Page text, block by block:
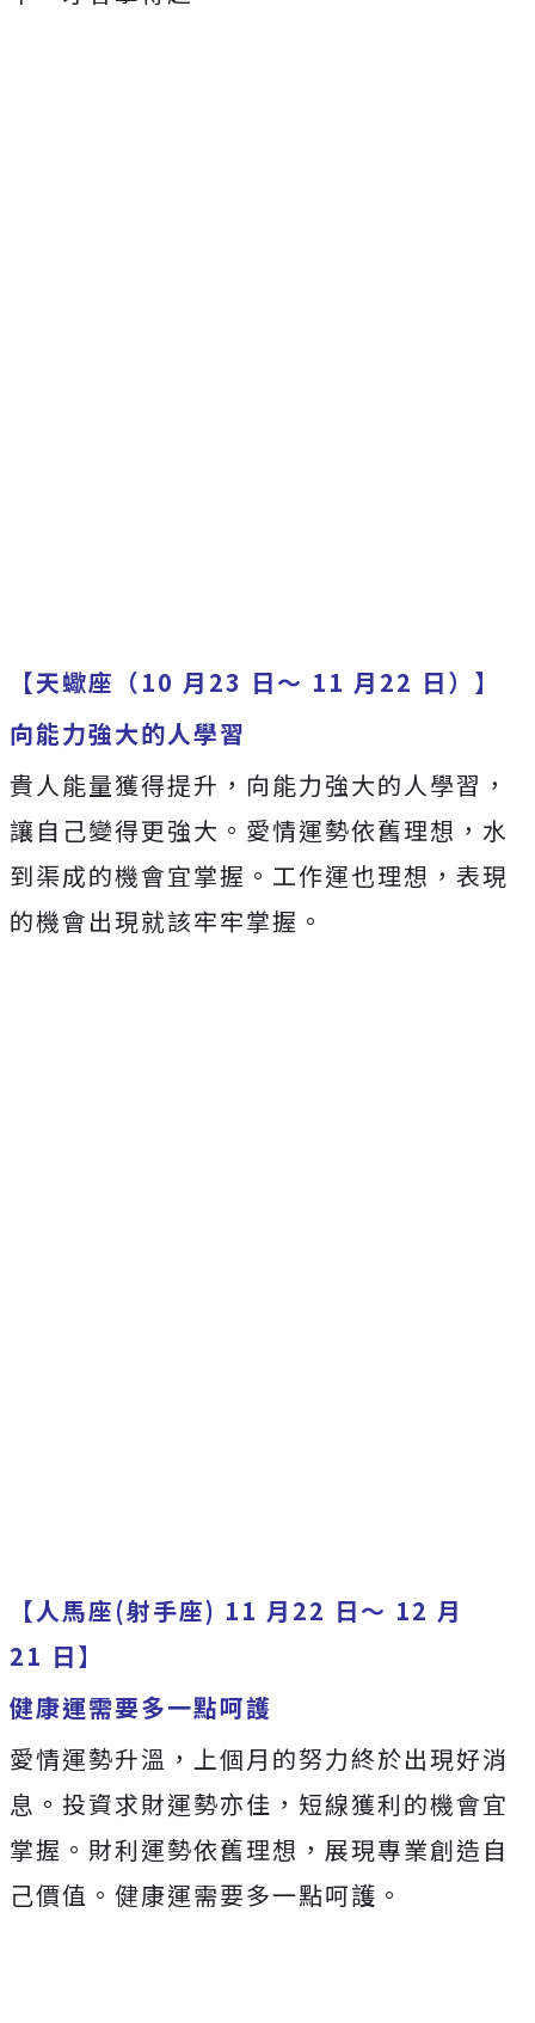
【天蠍座（10 月23 日～ 11 月22 日）】
向能力強大的人學習
貴人能量獲得提升，向能力強大的人學習，
讓自己變得更強大。愛情運勢依舊理想，水
到渠成的機會宜掌握。工作運也理想，表現
的機會出現就該牢牢掌握。
【人馬座(射手座) 11 月22 日～ 12 月
21 日】
健康運需要多一點呵護
愛情運勢升溫，上個月的努力終於出現好消
息。投資求財運勢亦佳，短線獲利的機會宜
掌握。財利運勢依舊理想，展現專業創造自
己價值。健康運需要多一點呵護。